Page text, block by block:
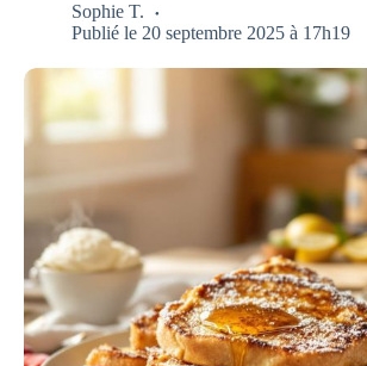
Sophie T.
Publié le 20 septembre 2025 à 17h19